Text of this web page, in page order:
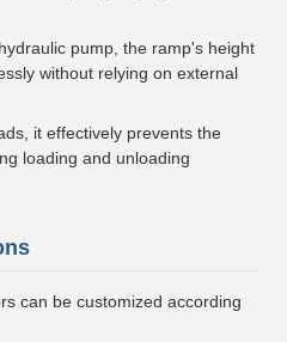
pump, the ramp's height
without relying on external
it effectively prevents the
loading and unloading
can be customized according